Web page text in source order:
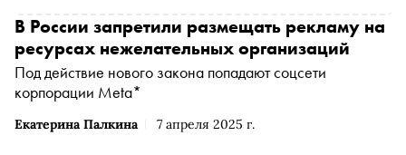
Екатерина Палкина 7 апреля 2025 г.
В России запретили размещать рекламу на
ресурсах нежелательных организаций
Под действие нового закона попадают соцсети
корпорации Meta*